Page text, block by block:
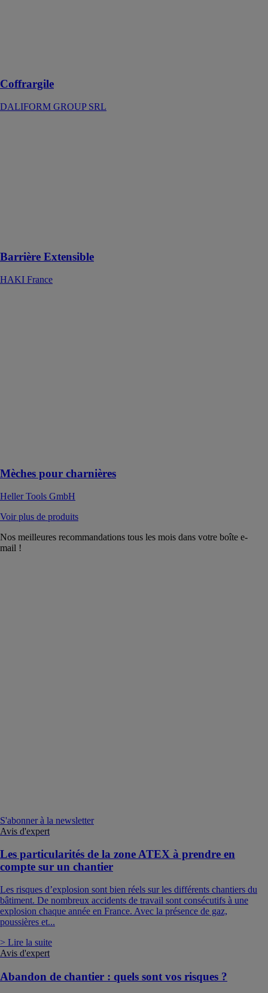
Coffrargile
DALIFORM GROUP SRL
Barrière Extensible
HAKI France
Mèches pour charnières
Heller Tools GmbH
Voir plus de produits
Nos meilleures recommandations tous les mois dans votre boîte e-
mail !
S'abonner à la newsletter
Avis d'expert
Les particularités de la zone ATEX à prendre en
compte sur un chantier
Les risques d’explosion sont bien réels sur les différents chantiers du
bâtiment. De nombreux accidents de travail sont consécutifs à une
explosion chaque année en France. Avec la présence de gaz,
poussières et...
> Lire la suite
Avis d'expert
Abandon de chantier : quels sont vos risques ?